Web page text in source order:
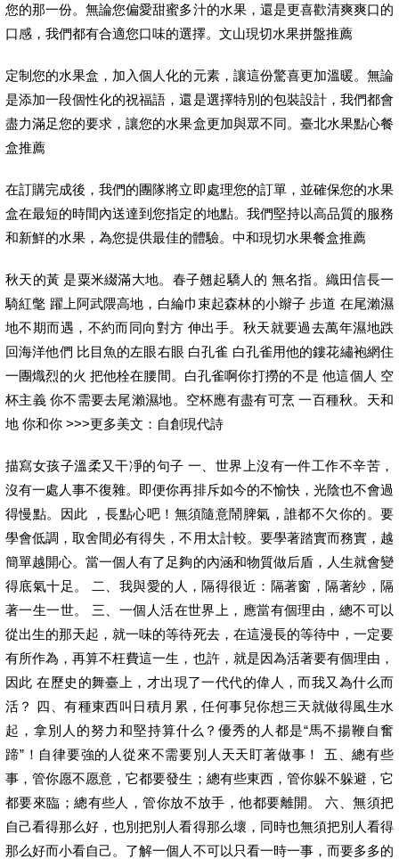
您的那一份。無論您偏愛甜蜜多汁的水果，還是更喜歡清爽爽口的
口感，我們都有合適您口味的選擇。文山現切水果拼盤推薦
定制您的水果盒，加入個人化的元素，讓這份驚喜更加溫暖。無論
是添加一段個性化的祝福語，還是選擇特別的包裝設計，我們都會
盡力滿足您的要求，讓您的水果盒更加與眾不同。臺北水果點心餐
盒推薦
在訂購完成後，我們的團隊將立即處理您的訂單，並確保您的水果
盒在最短的時間內送達到您指定的地點。我們堅持以高品質的服務
和新鮮的水果，為您提供最佳的體驗。中和現切水果餐盒推薦
秋天的黃 是粟米綴滿大地。春子翹起驕人的 無名指。織田信長一
騎紅氅 躍上阿武隈高地，白綸巾束起森林的小辮子 步道 在尾瀨濕
地不期而遇，不約而同向對方 伸出手。秋天就要過去萬年濕地跌
回海洋他們 比目魚的左眼右眼 白孔雀 白孔雀用他的鏤花繡袍網住
一團熾烈的火 把他栓在腰間。白孔雀啊你打撈的不是 他這個人 空
杯主義 你不需要去尾瀨濕地。空杯應有盡有可烹 一百種秋。天和
地 你和你 >>>更多美文：自創現代詩
描寫女孩子溫柔又干凈的句子 一、世界上沒有一件工作不辛苦，
沒有一處人事不復雜。即便你再排斥如今的不愉快，光陰也不會過
得慢點。因此 ，長點心吧！無須隨意鬧脾氣，誰都不欠你的。要
學會低調，取舍間必有得失，不用太計較。要學著踏實而務實，越
簡單越開心。當一個人有了足夠的內涵和物質做后盾，人生就會變
得底氣十足。 二、我與愛的人，隔得很近：隔著窗，隔著紗，隔
著一生一世。 三、一個人活在世界上，應當有個理由，總不可以
從出生的那天起，就一味的等待死去，在這漫長的等待中，一定要
有所作為，再算不枉費這一生，也許，就是因為活著要有個理由，
因此 在歷史的舞臺上，才出現了一代代的偉人，而我又為什么而
活？ 四、有種東西叫日積月累，任何事兒你想三天就做得風生水
起，拿別人的努力和堅持算什么？優秀的人都是“馬不揚鞭自奮
蹄”！自律要強的人從來不需要別人天天盯著做事！ 五、總有些
事，管你愿不愿意，它都要發生；總有些東西，管你躲不躲避，它
都要來臨；總有些人，管你放不放手，他都要離開。 六、無須把
自己看得那么好，也別把別人看得那么壞，同時也無須把別人看得
那么好而小看自己。了解一個人不可以只看一時一事，而要多多的